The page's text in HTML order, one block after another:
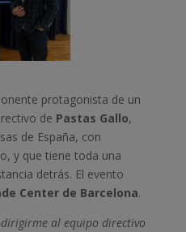
protagonista de un
de Pastas Gallo,
de España, con
y que tiene toda una
detrás. El evento
Center de Barcelona.
al equipo directivo